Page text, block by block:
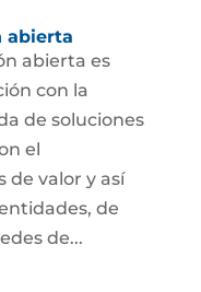
abierta
abierta es
con la
de soluciones
el
de valor y así
de
de...